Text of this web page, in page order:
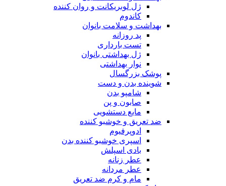
ژل لوبریکانت و روان کننده
کاندوم
بهداشت و سلامت بانوان
پد روزانه
تست بارداری
ژل بهداشتی بانوان
نوار بهداشتی
پوشک بزرگسال
شوینده بدن و دست
شامپو بدن
صابون و پن
مایع دستشویی
ضد تعریق و خوشبو کننده
ادوپرفیوم
اسپری خوشبو کننده بدن
بادی اسپلش
عطر زنانه
عطر مردانه
مام و کرم ضد تعریق